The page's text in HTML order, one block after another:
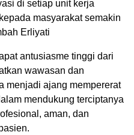
di setiap unit kerja
masyarakat semakin
Erliyati
antusiasme tinggi dari
wawasan dan
menjadi ajang mempererat
mendukung terciptanya
aman, dan